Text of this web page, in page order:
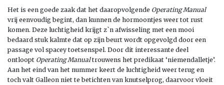
Het is een goede zaak dat het daaropvolgende Operating Manual
vrij eenvoudig begint, dan kunnen de hormoontjes weer tot rust
komen. Deze luchtigheid krijgt z`n afwisseling met een mooi
bedaard stuk kalmte dat op zijn beurt wordt opgevolgd door een
passage vol spacey toetsenspel. Door dit interessante deel
ontloopt Operating Manualtrouwens het predikaat ‘niemendalletje’.
Aan het eind van het nummer keert de luchtigheid weer terug en
toch valt Galleon niet te betichten van knutselprog, daarvoor vloeit